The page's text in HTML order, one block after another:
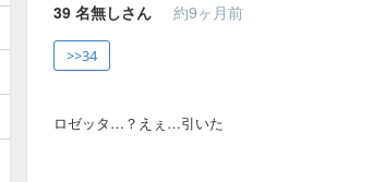
39 名無しさん 約9ヶ月前
>>34
ロゼッタ…？えぇ…引いた